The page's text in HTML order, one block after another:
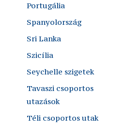
Portugália
Spanyolország
Sri Lanka
Szicília
Seychelle szigetek
Tavaszi csoportos
utazások
Téli csoportos utak